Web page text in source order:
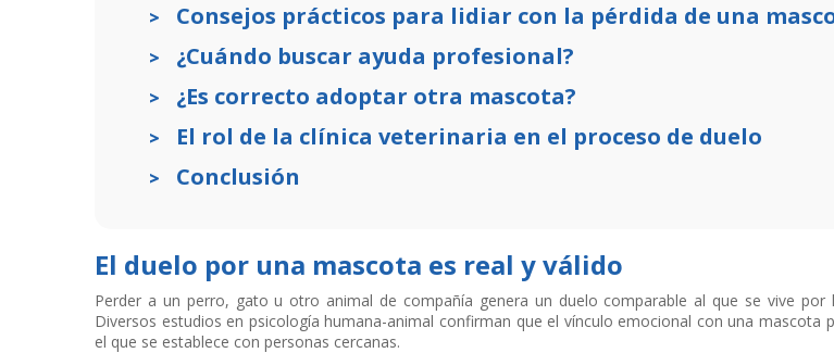
Consejos prácticos para lidiar con la pérdida de una
¿Cuándo buscar ayuda profesional?
¿Es correcto adoptar otra mascota?
El rol de la clínica veterinaria en el proceso de duelo
Conclusión
El duelo por una mascota es real y válido
Perder a un perro, gato u otro animal de compañía genera un duelo comparable al que se vive por
Diversos estudios en psicología humana-animal confirman que el vínculo emocional con una mascota
el que se establece con personas cercanas.